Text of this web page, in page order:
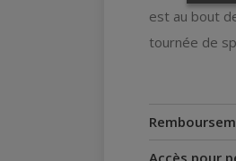
est au bout
tournée de
Accès pour